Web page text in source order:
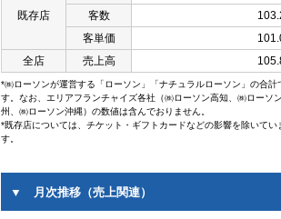
既存店
客数
客単価
全店
売上高
*㈱ローソンが運営する「ローソン」「ナチュラルローソン」の合計
す。なお、エリアフランチャイズ各社（㈱ローソン高知、㈱ローソ
州、㈱ローソン沖縄）の数値は含んでおりません。
*既存店については、チケット・ギフトカードなどの影響を除いてい
す。
▼ 月次推移（売上関連）